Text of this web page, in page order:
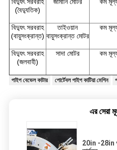
বিদ্যুৎ সরবরাহ
(বৈদ্যুতিক)
জার্মানি মোটর কম
বিদ্যুৎ সরবরাহ
(বায়ুসংক্রান্ত)
তাইওয়ান
বায়ুসংক্রান্ত মোটর
কম
বিদ্যুৎ সরবরাহ
(জলবাহী)
সাদা মোটর কম
পাইপ বেভেল কাটার পোর্টেবল পাইপ কাটিয়া মেশিন
এর সেরা
20in -28in